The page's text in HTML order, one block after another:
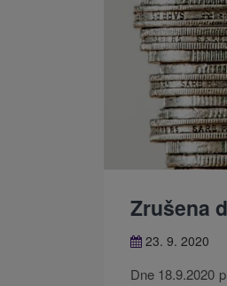
Zrušena
23. 9. 2020
Dne 18.9.2020